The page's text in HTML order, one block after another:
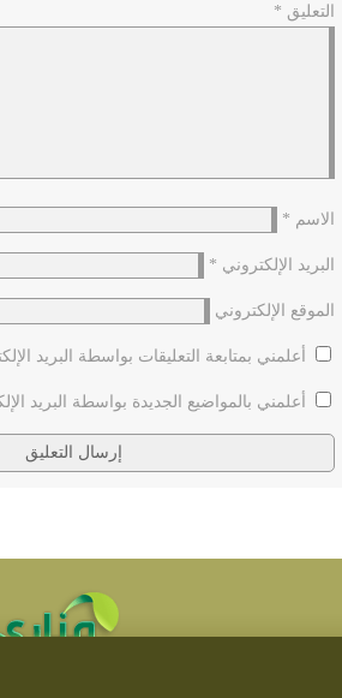
معجزة (٤): اقبض الحوانيت
التعليق *
الاسم *
البريد الإلكتروني *
الموقع الإلكتروني
أعلمني بمتابعة التعليقات بواسطة البريد
أعلمني بالمواضيع الجديدة بواسطة البريد